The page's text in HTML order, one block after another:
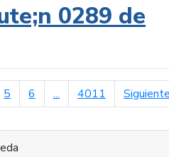
0289 de
5 6 ... 4011